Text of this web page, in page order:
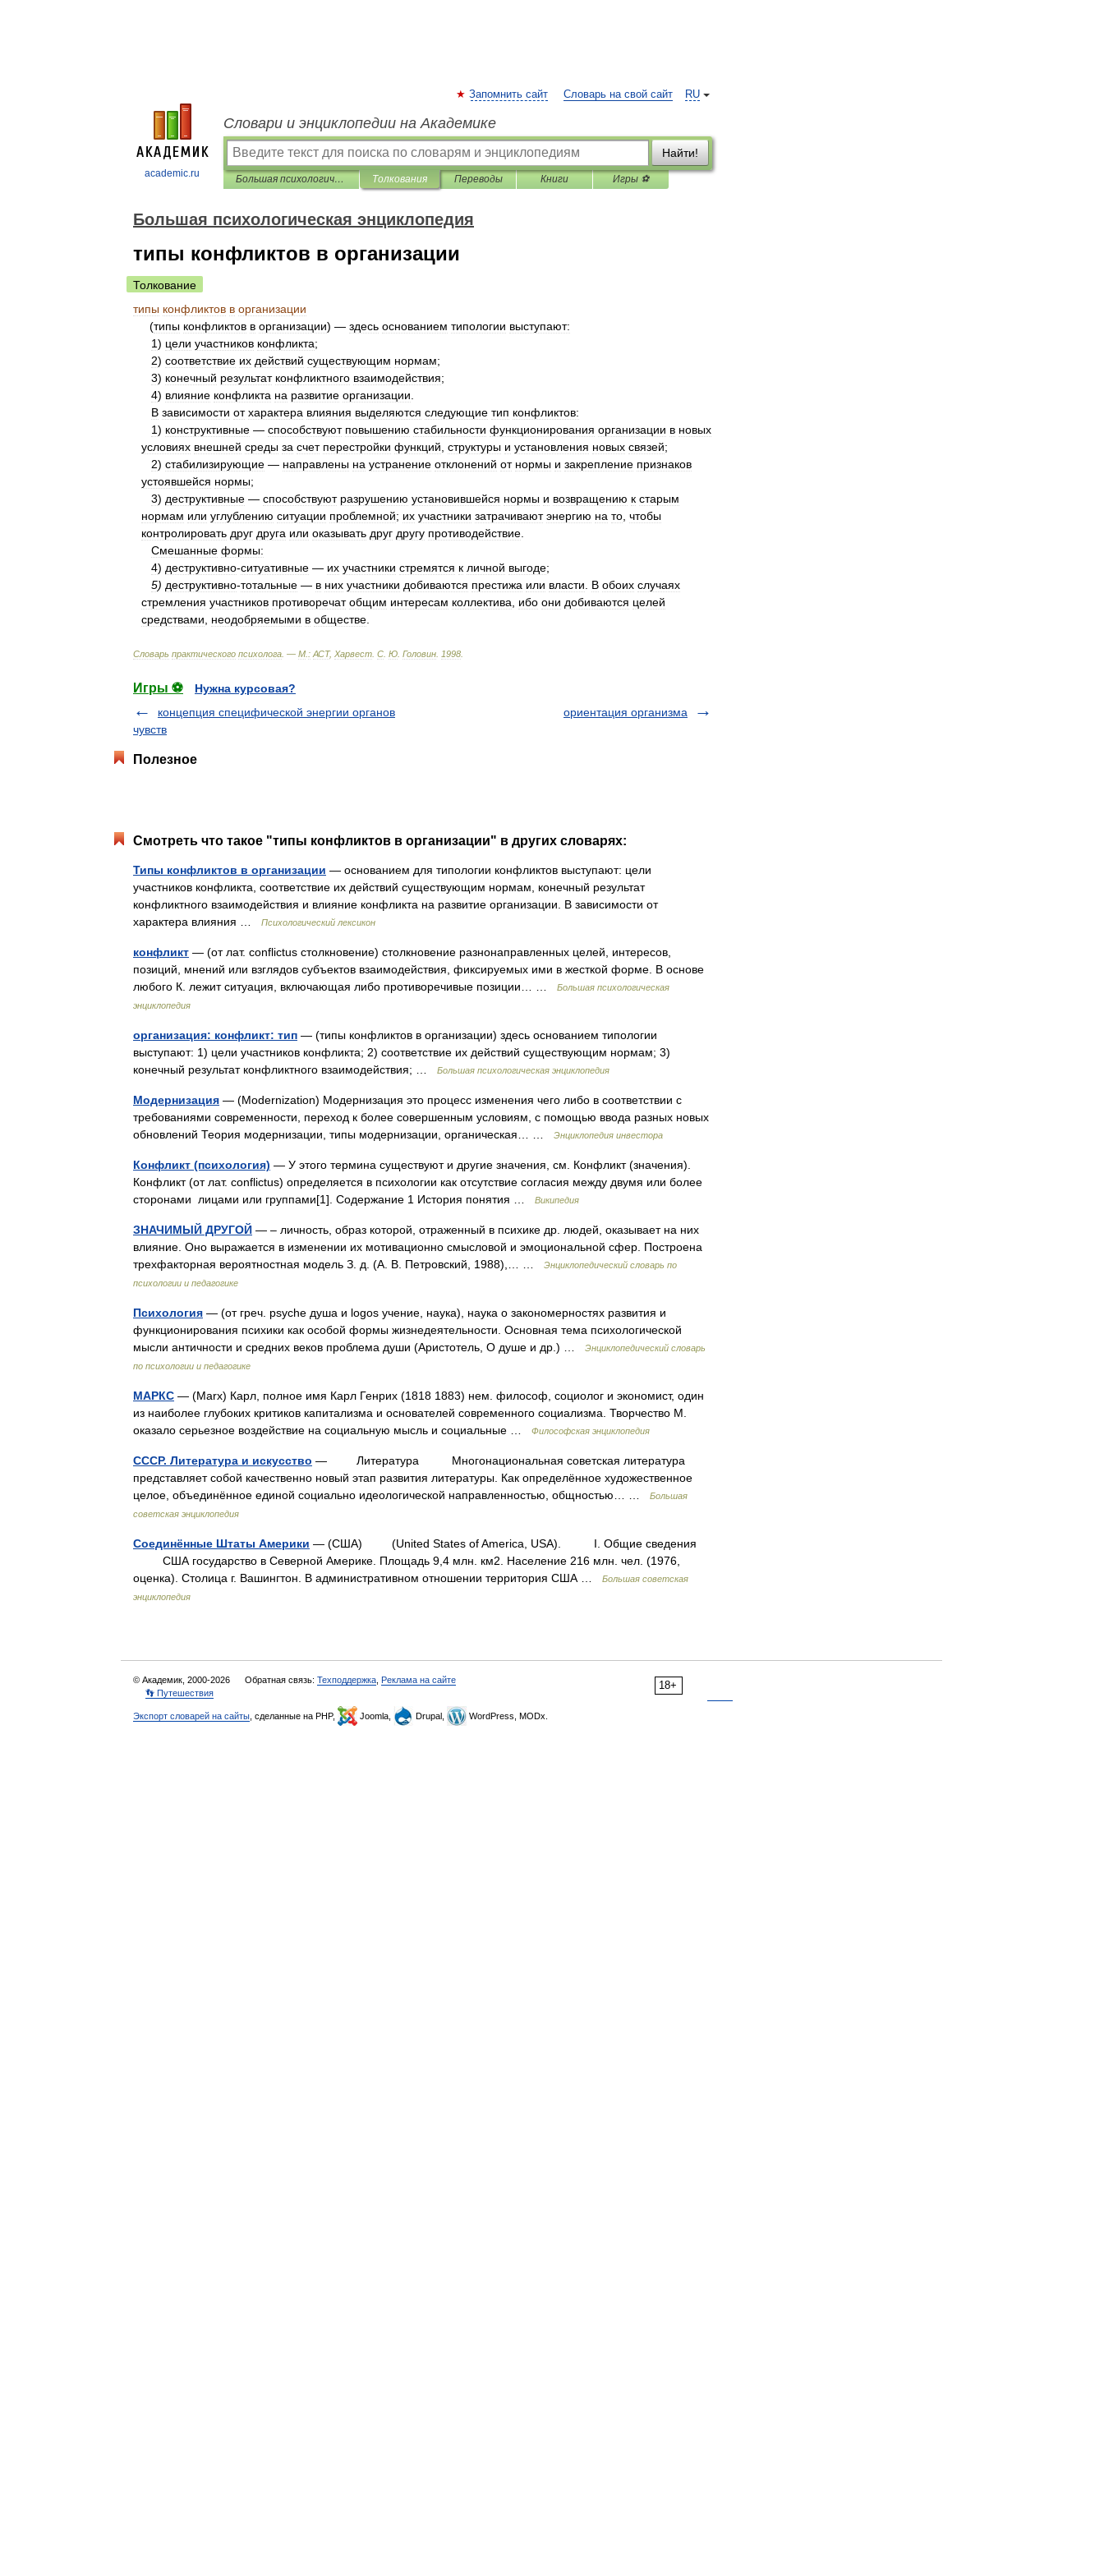
academic.ru
RU
Запомнить сайт Словарь на свой сайт
Словари и энциклопедии на Академике
Найти!
Большая психологическая энциклопедия Толкования Переводы Книги Игры ⚽
Большая психологическая энциклопедия
типы конфликтов в организации
Толкование
типы конфликтов в организации
(типы конфликтов в организации) — здесь основанием типологии выступают:
1) цели участников конфликта;
2) соответствие их действий существующим нормам;
3) конечный результат конфликтного взаимодействия;
4) влияние конфликта на развитие организации
В зависимости от характера влияния выделяются следующие тип конфликтов:
1) конструктивные — способствуют повышению стабильности функционирования организации в новых
условиях внешней среды за счет перестройки функций структуры и установления новых связей;
2) стабилизирующие — направлены на устранение отклонений от нормы и закрепление признаков
устоявшейся нормы;
3) деструктивные — способствуют разрушению установившейся нормы и возвращению к старым
нормам или углублению ситуации проблемной; их участники затрачивают энергию на то чтобы
контролировать друг друга или оказывать друг другу противодействие
Смешанные формы:
4) деструктивно-ситуативные — их участники стремятся к личной выгоде;
5) деструктивно-тотальные — в них участники добиваются престижа или власти В обоих случаях
стремления участников противоречат общим интересам коллектива ибо они добиваются целей
средствами
неодобряемыми в обществе
Словарь практического психолога . — М : АСТ, Харвест С Ю Головин 1998
Игры ⚽
Нужна курсовая?
концепция специфической энергии органов
чувств
ориентация организма
Полезное
Смотреть что такое "типы конфликтов в организации" в других словарях:
Типы конфликтов в организации — основанием для типологии конфликтов выступают: цели
участников конфликта, соответствие их действий существующим нормам, конечный результат
конфликтного взаимодействия и влияние конфликта на развитие организации. В зависимости от
характера влияния …
Психологический лексикон
конфликт — (от лат. conflictus столкновение) столкновение разнонаправленных целей, интересов,
позиций, мнений или взглядов субъектов взаимодействия, фиксируемых ими в жесткой форме. В основе
любого К. лежит ситуация, включающая либо противоречивые позиции… …
Большая психологическая
энциклопедия
организация: конфликт: тип — (типы конфликтов в организации) здесь основанием типологии
выступают: 1) цели участников конфликта; 2) соответствие их действий существующим нормам; 3)
конечный результат конфликтного взаимодействия; …
Большая психологическая энциклопедия
Модернизация — (Modernization) Модернизация это процесс изменения чего либо в соответствии с
требованиями современности, переход к более совершенным условиям, с помощью ввода разных новых
обновлений Теория модернизации, типы модернизации, органическая… …
Энциклопедия инвестора
Конфликт (психология) — У этого термина существуют и другие значения, см. Конфликт (значения).
Конфликт (от лат. conflictus) определяется в психологии как отсутствие согласия между двумя или более
сторонами лицами или группами[1]. Содержание 1 История понятия …
Википедия
ЗНАЧИМЫЙ ДРУГОЙ — – личность, образ которой, отраженный в психике др. людей, оказывает на них
влияние. Оно выражается в изменении их мотивационно смысловой и эмоциональной сфер. Построена
трехфакторная вероятностная модель З. д. (А. В. Петровский, 1988),… …
Энциклопедический словарь по
психологии и педагогике
Психология — (от греч. psyche душа и logos учение, наука), наука о закономерностях развития и
функционирования психики как особой формы жизнедеятельности. Основная тема психологической
мысли античности и средних веков проблема души (Аристотель, О душе и др.) …
Энциклопедический словарь
по психологии и педагогике
МАРКС — (Marx) Карл, полное имя Карл Генрих (1818 1883) нем. философ, социолог и экономист, один
из наиболее глубоких критиков капитализма и основателей современного социализма. Творчество М.
оказало серьезное воздействие на социальную мысль и социальные …
Философская энциклопедия
СССР. Литература и искусство — Литература Многонациональная советская литература
представляет собой качественно новый этап развития литературы. Как определённое художественное
целое, объединённое единой социально идеологической направленностью, общностью… …
Большая
советская энциклопедия
Соединённые Штаты Америки — (США) (United States of America, USA). I. Общие сведения
США государство в Северной Америке. Площадь 9,4 млн. км2. Население 216 млн. чел. (1976,
оценка). Столица г. Вашингтон. В административном отношении территория США …
Большая советская
энциклопедия
18+
© Академик, 2000-2026 Обратная связь: Техподдержка Реклама на сайте
👣 Путешествия
Экспорт словарей на сайты , сделанные на PHP, Joomla, Drupal, WordPress, MODx.